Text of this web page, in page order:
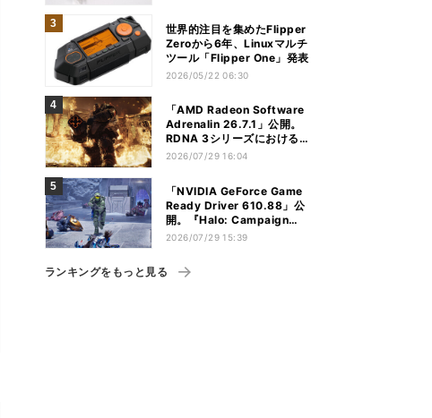
世界的注目を集めたFlipper
Zeroから6年、Linuxマルチ
ツール「Flipper One」発表
2026/05/22 06:30
「AMD Radeon Software
Adrenalin 26.7.1」公開。
RDNA 3シリーズにおける不
具合多数解消
2026/07/29 16:04
「NVIDIA GeForce Game
Ready Driver 610.88」公
開。『Halo: Campaign
Evolved』など対応
2026/07/29 15:39
ランキングをもっと見る